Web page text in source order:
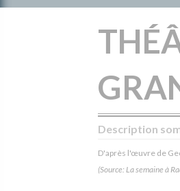
Description
D'après l'œuvre de
(Source: La semaine à